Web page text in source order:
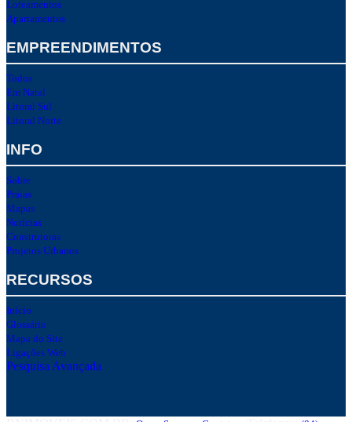
Loteamentos
Apartamentos
EMPREENDIMENTOS
Todos
Em Natal
Litoral Sul
Litoral Norte
INFO
Sobre
Praias
Mapas
Notícias
Construtoras
Projetos Urbanos
RECURSOS
Início
Glossário
Mapa do Site
Ligações Web
Pesquisa Avançada